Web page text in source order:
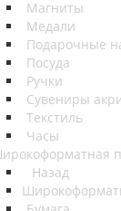
Магниты
Медали
Подарочные
Посуда
Ручки
Сувениры
Текстиль
Часы
Назад